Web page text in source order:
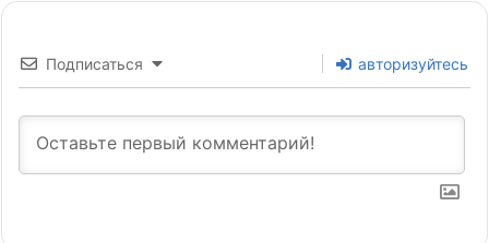
Подписаться авторизуйтесь